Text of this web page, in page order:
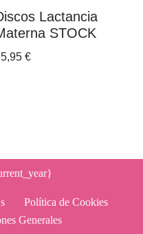
Lactancia
STOCK
€
Política de Cookies
Generales